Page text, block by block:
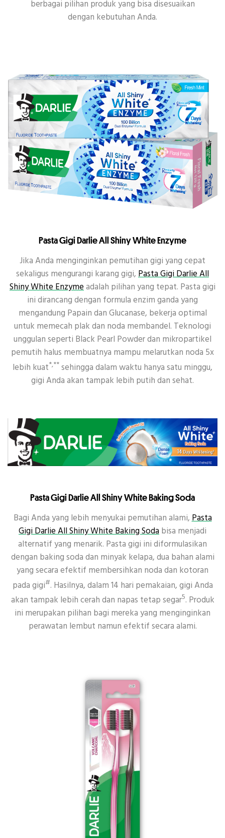
berbagai pilihan produk yang bisa disesuaikan
dengan kebutuhan Anda.
Pasta Gigi Darlie All Shiny White Enzyme
Jika Anda menginginkan pemutihan gigi yang cepat
sekaligus mengurangi karang gigi,Pasta Gigi Darlie All
Shiny White Enzymeadalah pilihan yang tepat. Pasta gigi
ini dirancang dengan formula enzim ganda yang
mengandung Papain dan Glucanase, bekerja optimal
untuk memecah plak dan noda membandel. Teknologi
unggulan seperti Black Pearl Powder dan mikropartikel
pemutih halus membuatnya mampu melarutkan noda 5x
lebih kuat*,**sehingga dalam waktu hanya satu minggu,
gigi Anda akan tampak lebih putih dan sehat.
Pasta Gigi Darlie All Shiny White Baking Soda
Bagi Anda yang lebih menyukai pemutihan alami,Pasta
Gigi Darlie All Shiny White Baking Sodabisa menjadi
alternatif yang menarik. Pasta gigi ini diformulasikan
dengan baking soda dan minyak kelapa, dua bahan alami
yang secara efektif membersihkan noda dan kotoran
pada gigi#. Hasilnya, dalam 14 hari pemakaian, gigi Anda
akan tampak lebih cerah dan napas tetap segar5. Produk
ini merupakan pilihan bagi mereka yang menginginkan
perawatan lembut namun efektif secara alami.